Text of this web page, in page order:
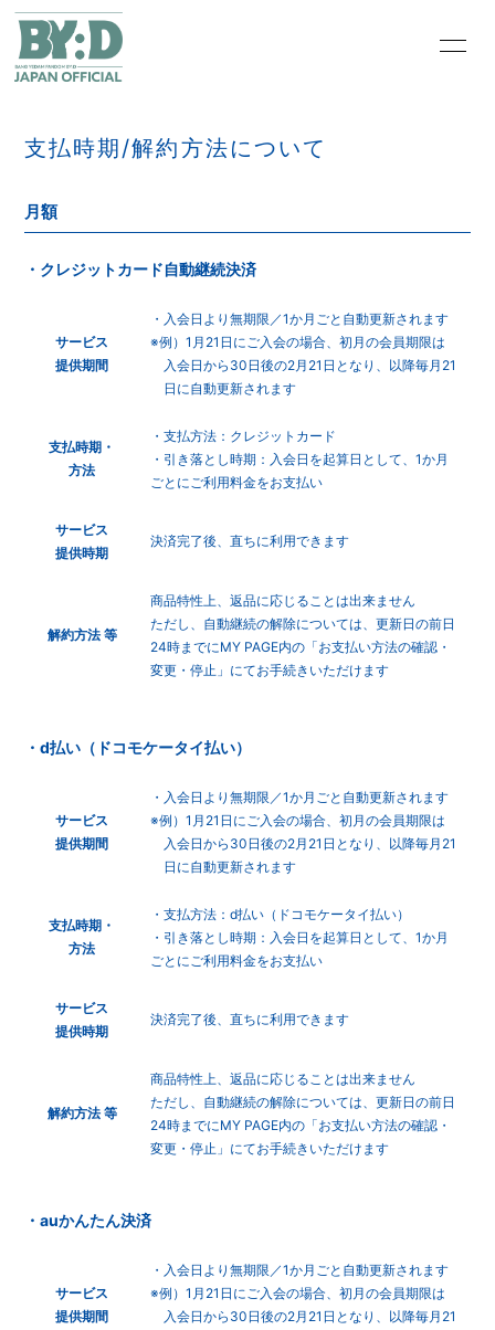
BLOG
MOVIE
会員登録 ログイン
支払時期/解約方法について
月額
・クレジットカード自動継続決済
サービス
提供期間
・入会日より無期限／1か月ごと自動更新されます
※例）1月21日にご入会の場合、初月の会員期限は
入会日から30日後の2月21日となり、以降毎月21
日に自動更新されます
支払時期・
方法
・支払方法：クレジットカード
・引き落とし時期：入会日を起算日として、1か月
ごとにご利用料金をお支払い
サービス
提供時期
決済完了後、直ちに利用できます
解約方法 等
商品特性上、返品に応じることは出来ません
ただし、自動継続の解除については、更新日の前日
24時までにMY PAGE内の「お支払い方法の確認・
変更・停止」にてお手続きいただけます
・d払い（ドコモケータイ払い）
サービス
提供期間
・入会日より無期限／1か月ごと自動更新されます
※例）1月21日にご入会の場合、初月の会員期限は
入会日から30日後の2月21日となり、以降毎月21
日に自動更新されます
支払時期・
方法
・支払方法：d払い（ドコモケータイ払い）
・引き落とし時期：入会日を起算日として、1か月
ごとにご利用料金をお支払い
サービス
提供時期
決済完了後、直ちに利用できます
解約方法 等
商品特性上、返品に応じることは出来ません
ただし、自動継続の解除については、更新日の前日
24時までにMY PAGE内の「お支払い方法の確認・
変更・停止」にてお手続きいただけます
・auかんたん決済
サービス
提供期間
・入会日より無期限／1か月ごと自動更新されます
※例）1月21日にご入会の場合、初月の会員期限は
入会日から30日後の2月21日となり、以降毎月21